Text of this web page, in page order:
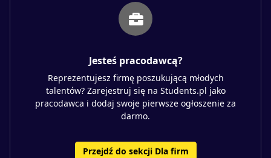
Jesteś pracodawcą?
Reprezentujesz firmę poszukującą młodych
talentów? Zarejestruj się na Students.pl jako
pracodawca i dodaj swoje pierwsze ogłoszenie za
darmo.
Przejdź do sekcji Dla firm